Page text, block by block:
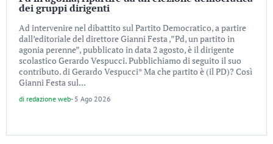
dei gruppi dirigenti
Ad intervenire nel dibattito sul Partito Democratico, a partire
dall’editoriale del direttore Gianni Festa ,”Pd, un partito in
agonia perenne”, pubblicato in data 2 agosto, è il dirigente
scolastico Gerardo Vespucci. Pubblichiamo di seguito il suo
contributo. di Gerardo Vespucci* Ma che partito è (il PD)? Così
Gianni Festa sul...
di redazione web- 5 Ago 2026